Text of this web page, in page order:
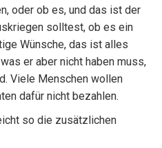
oder ob es, und das ist der
solltest, ob es ein
Wünsche, das ist alles
er aber nicht haben muss,
Viele Menschen wollen
dafür nicht bezahlen.
so die zusätzlichen